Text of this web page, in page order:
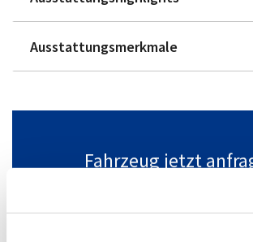
Ausstattungsmerkmale
Fahrzeug jetzt